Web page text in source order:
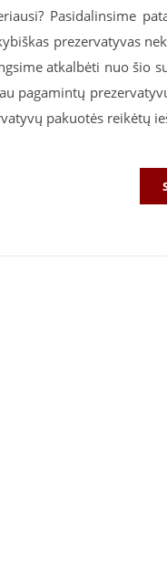
Pasidalinsime
prezervatyvas
atkalbėti nuo šio
pagamintų
pakuotės reikėtų